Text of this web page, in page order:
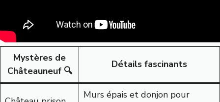
Mystères de
Châteauneuf 🔍
Détails fascinants
Murs épais et donjon pour